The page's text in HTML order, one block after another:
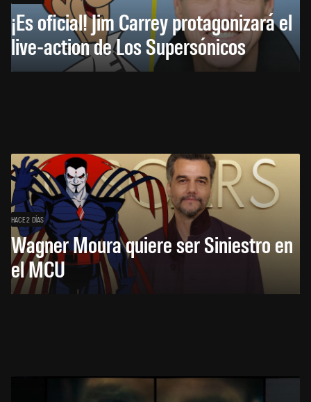
¡Es oficial! Jim Carrey protagonizará el
live-action de Los Supersónicos
HACE 2 DÍAS
Wagner Moura quiere ser Siniestro en
el MCU